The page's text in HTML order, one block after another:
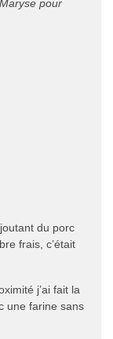
pour
du porc
frais, c’était
j’ai fait la
une farine sans